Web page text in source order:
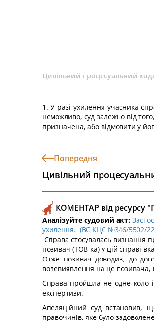
Цивільний процесуальний
1. У разі ухилення учасника
неможливо, суд залежно від
призначена, або відмовити у
Попередня
Цивільний
КОМЕНТАР від ресурсу
Аналізуйте судовий акт:
ухилення. (ВС КЦС №346/5502/22
Справа стосувалась визнання
позивач (ТОВ-ка) у цій справі
Отже позивач доводив, до
волевиявлення на це позивача,
Справа пройшла не одне коло
експертизи.
Апеляційний суд встановив,
правочинів, яке було